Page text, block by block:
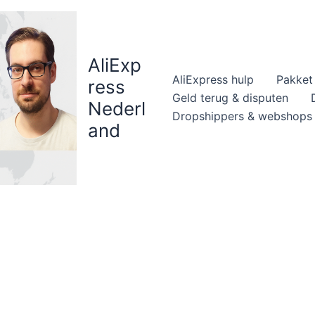
AliExp
ress
Nederl
and
AliExpress hulp
Geld terug & disputen
Dropshippers & webshops